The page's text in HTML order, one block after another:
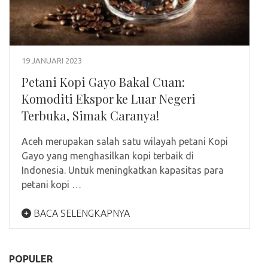
19 JANUARI 2023
Petani Kopi Gayo Bakal Cuan:
Komoditi Ekspor ke Luar Negeri
Terbuka, Simak Caranya!
Aceh merupakan salah satu wilayah petani Kopi
Gayo yang menghasilkan kopi terbaik di
Indonesia. Untuk meningkatkan kapasitas para
petani kopi …
BACA SELENGKAPNYA
POPULER